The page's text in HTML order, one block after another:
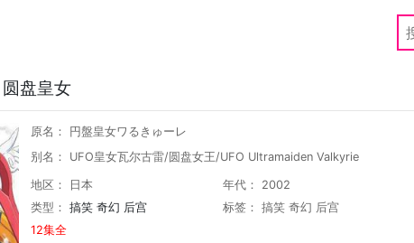
圆盘皇女
原名： 円盤皇女ワるきゅーレ
别名： UFO皇女瓦尔古雷/圆盘女王/UFO Ultramaiden Valkyrie
地区： 日本
年代： 2002
类型： 搞笑 奇幻 后宫 标签：搞笑 奇幻 后宫
12集全